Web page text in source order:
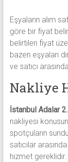
Eşyaların alım
göre bir fiyat
belirtilen fiyat
bazen eşyaları
ve satıcı
Nakliye
İstanbul Adalar
nakliyesi
spotçuların
satıcılar
hizmet gereklidir.